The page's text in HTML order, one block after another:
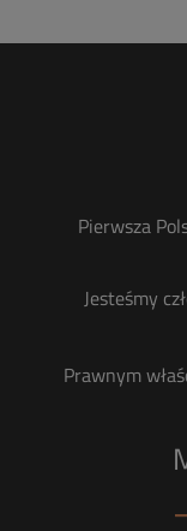
Pierwsza
Jesteśmy
Prawnym